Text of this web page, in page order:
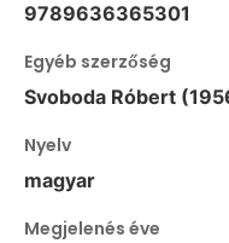
9789636365301
Egyéb szerzőség
Svoboda Róbert
Nyelv
magyar
Megjelenés éve